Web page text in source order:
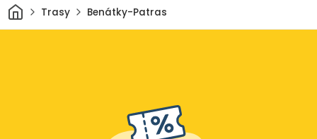
Domov
Trasy Benátky-Patras